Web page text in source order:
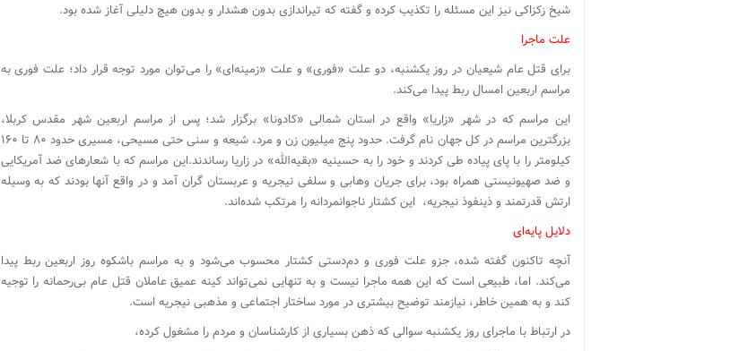
شیخ زکزاکی نیز این مسئله را تکذیب کرده و گفته که تیراندازی بدون هشدار و بدون هیچ دلیلی آغاز شده بود.
علت ماجرا
برای قتل عام شیعیان در روز یکشنبه، دو علت «فوری» و علت «زمینه‌ای» را می‌توان مورد توجه قرار داد؛ علت فوری به
مراسم اربعین امسال ربط پیدا می‌کند.
این مراسم که در شهر «زاریا» واقع در استان شمالی «کادونا» برگزار شد؛ پس از مراسم اربعین شهر مقدس کربلا،
بزرگترین مراسم در کل جهان نام گرفت. حدود پنج میلیون زن و مرد، شیعه و سنی حتی مسیحی، مسیری حدود ۸۰ تا ۱۶۰
کیلومتر را با پای پیاده طی کردند و خود را به حسینیه «بقیه‌الله» در زاریا رساندند.این مراسم که با شعارهای ضد آمریکایی
و ضد صهیونیستی همراه بود، برای جریان وهابی و سلفی نیجریه و عربستان گران آمد و در واقع آنها بودند که به وسیله
ارتش قدرتمند و ذینفوذ نیجریه، این کشتار ناجوانمردانه را مرتکب شده‌اند.
دلایل پایه‌ای
آنچه تاکنون گفته شده، جزو علت فوری و دم‌دستی کشتار محسوب می‌شود و به مراسم باشکوه روز اربعین ربط پیدا
می‌کند. اما، طبیعی است که این همه ماجرا نیست و به تنهایی نمی‌تواند کینه عمیق عاملان قتل عام بی‌رحمانه را توجیه
کند و به همین خاطر، نیازمند توضیح بیشتری در مورد ساختار اجتماعی و مذهبی نیجریه است.
در ارتباط با ماجرای روز یکشنبه سوالی که ذهن بسیاری از کارشناسان و مردم را مشغول کرده،